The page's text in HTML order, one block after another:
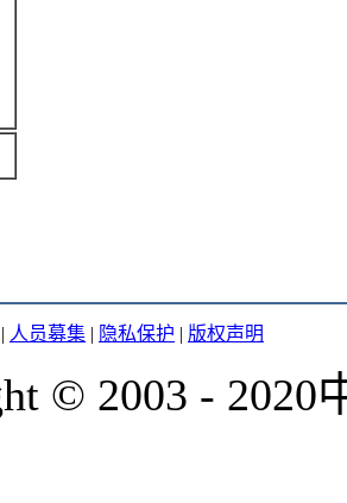
| 人员募集 | 隐私保护 | 版权声明
© 2003 -